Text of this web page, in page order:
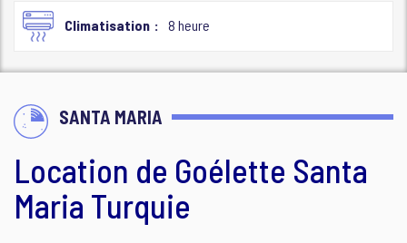
Climatisation 8 heure
SANTA MARIA
Location de Goélette Santa
Maria Turquie